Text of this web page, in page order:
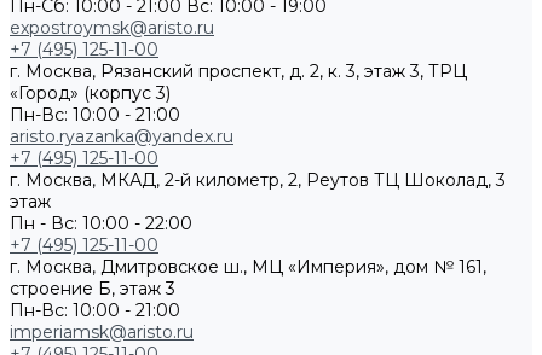
Пн-Сб: 10:00 - 21:00 Вс: 10:00 - 19:00
expostroymsk@aristo.ru
+7 (495) 125-11-00
г. Москва, Рязанский проспект, д. 2, к. 3, этаж 3, ТРЦ
«Город» (корпус 3)
Пн-Вс: 10:00 - 21:00
aristo.ryazanka@yandex.ru
+7 (495) 125-11-00
г. Москва, МКАД, 2-й километр, 2, Реутов ТЦ Шоколад, 3
этаж
Пн - Вс: 10:00 - 22:00
+7 (495) 125-11-00
г. Москва, Дмитровское ш., МЦ «Империя», дом № 161,
строение Б, этаж 3
Пн-Вс: 10:00 - 21:00
imperiamsk@aristo.ru